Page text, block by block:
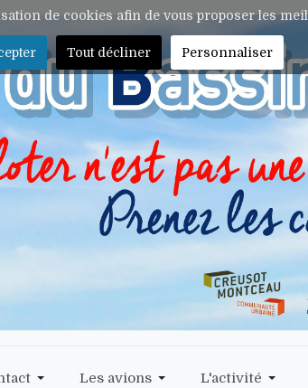
Les avions L'activité
de cookies afin de vous proposer les
Tout décliner Personnaliser